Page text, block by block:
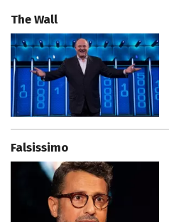
The Wall
Falsissimo